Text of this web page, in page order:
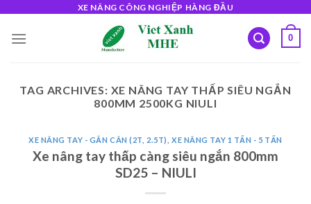
content
XE NÂNG CÔNG NGHIỆP HÀNG ĐẦU
0
TAG ARCHIVES: XE NÂNG TAY THẤP SIÊU NGẮN
800MM 2500KG NIULI
XE NÂNG TAY - GẮN CÂN (2T, 2.5T) ,XE NÂNG TAY 1 TẤN - 5 TẤN
Xe nâng tay thấp càng siêu ngắn 800mm
SD25 – NIULI